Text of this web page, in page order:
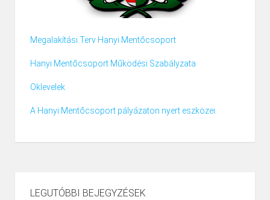
Megalakítási Terv Hanyi Mentőcsoport
Hanyi Mentőcsoport Működési Szabályzata
Oklevelek
A Hanyi Mentőcsoport pályázaton nyert eszközei
LEGUTÓBBI BEJEGYZÉSEK